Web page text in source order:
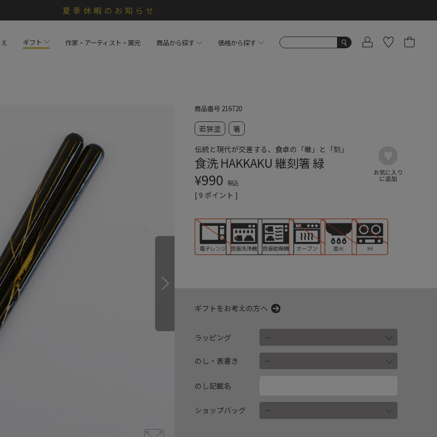
夏季休暇のお知らせ
ギフト 作家・アーティスト・窯元 商品から探す 価格から探す
商品番号 216720
若狭塗 箸
伝統と現代が交差する、食卓の「継」と「刻」
食洗 HAKKAKU 継刻箸 緑
¥990 税込
[9 ポイント ]
ギフトをお考えの方へ
ラッピング
のし・表書き
のし記載名
ショップバッグ